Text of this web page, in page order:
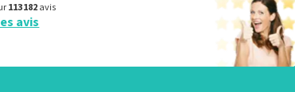
113 182avis
avis